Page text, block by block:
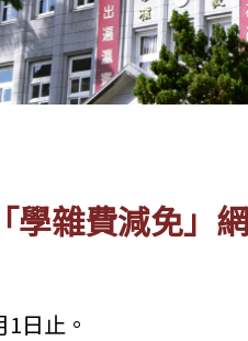
雜費減免」
日止。